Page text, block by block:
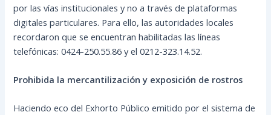
por las vías institucionales y no a través de plataformas
digitales particulares. Para ello, las autoridades locales
recordaron que se encuentran habilitadas las líneas
telefónicas: 0424-250.55.86 y el 0212-323.14.52.
Prohibida la mercantilización y exposición de rostros
Haciendo eco del Exhorto Público emitido por el sistema de